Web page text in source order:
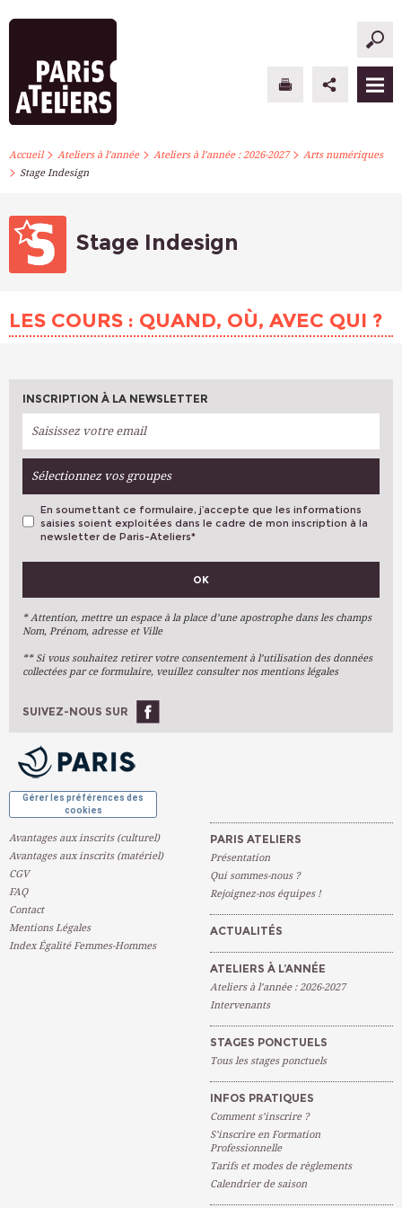
PARIS ATELIERS
ATELIERS À L’ANNÉE
INFOS PRATIQUES
Accueil> Ateliers à l’année> Ateliers à l’année : 2026-2027> Arts numériques
> Stage Indesign
Stage Indesign
LES COURS : QUAND, OÙ, AVEC QUI ?
INSCRIPTION À LA NEWSLETTER
Sélectionnez vos groupes
VOS PRÉFÉRENCES
Arts Plastiques
Arts Du Texte
Arts Numériques
Ateliers À L'année
En soumettant ce formulaire, j’accepte que les informations
saisies soient exploitées dans le cadre de mon inscription à la
newsletter de Paris-Ateliers*
OK
* Attention, mettre un espace à la place d’une apostrophe dans les champs
Nom, Prénom, adresse et Ville
** Si vous souhaitez retirer votre consentement à l’utilisation des données
collectées par ce formulaire, veuillez consulter nos mentions légales
SUIVEZ-NOUS SUR
Gérer les préférences des
cookies
Avantages aux inscrits (culturel)
Avantages aux inscrits (matériel)
CGV
FAQ
Contact
Mentions Légales
Index Égalité Femmes-Hommes
PARIS ATELIERS
Présentation
Qui sommes-nous ?
Rejoignez-nos équipes !
ACTUALITÉS
ATELIERS À L’ANNÉE
Ateliers à l’année : 2026-2027
Intervenants
STAGES PONCTUELS
Tous les stages ponctuels
INFOS PRATIQUES
Comment s’inscrire ?
S’inscrire en Formation
Professionnelle
Tarifs et modes de règlements
Calendrier de saison